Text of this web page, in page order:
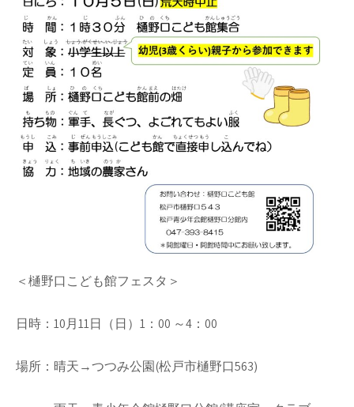
＜樋野口こども館フェスタ＞
日時：10月11日（日）1：00 ～4：00
場所：晴天→つつみ公園(松戸市樋野口563)